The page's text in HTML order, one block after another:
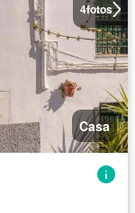
4fotos
Casa